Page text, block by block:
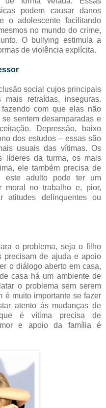
podem causar danos
o adolescente facilitando
no mundo do crime,
O bullying estimula a
de violência explícita.
social cujos principais
retraídas, inseguras.
fazendo com que elas não
sentem desamparadas e
Depressão, baixo
dos estudos – essas são
usuais das vítimas. Os
líderes da turma, os mais
ele também precisa de
este adulto pode ter um
moral no trabalho e, pior,
atitudes delinquentes ou
o problema, seja o filho
precisam de ajuda e apoio
o diálogo aberto em casa,
casa há um ambiente de
o problema sem serem
é muito importante se fazer
atento às mudanças de
é vítima precisa de
e apoio da família é